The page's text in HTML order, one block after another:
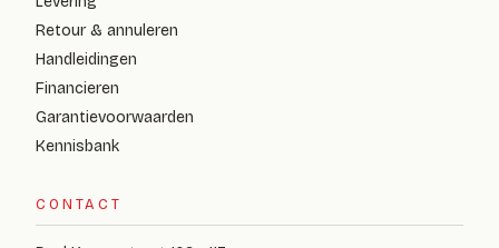
Retour & annuleren
Handleidingen
Financieren
Garantievoorwaarden
Kennisbank
CONTACT